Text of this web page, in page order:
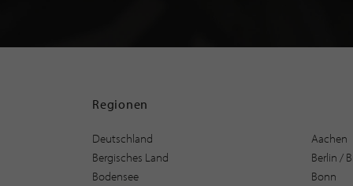
Regionen
Deutschland Aachen
Bergisches Land
Berlin /
Bodensee
Bonn